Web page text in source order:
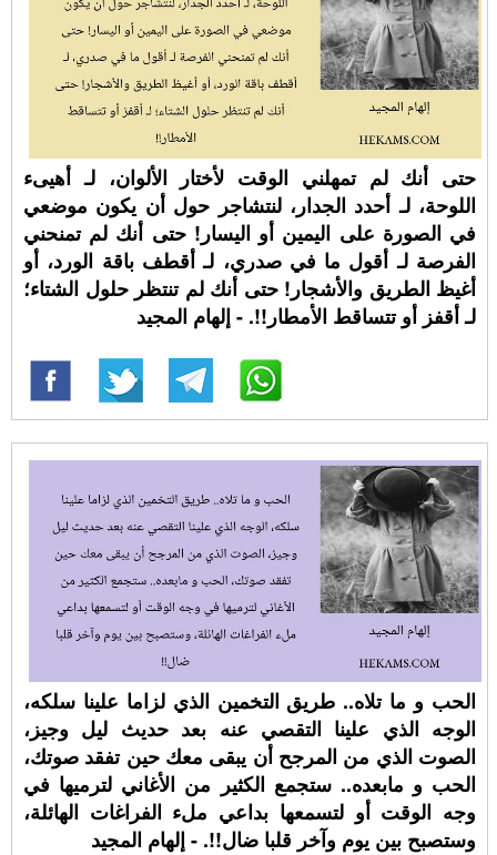
حتى أنك لم تمهلني الوقت لأختار الألوان، لـ أهيىء
اللوحة، لـ أحدد الجدار، لنتشاجر حول أن يكون موضعي
في الصورة على اليمين أو اليسار! حتى أنك لم تمنحني
الفرصة لـ أقول ما في صدري، لـ أقطف باقة الورد، أو
أغيظ الطريق والأشجار! حتى أنك لم تنتظر حلول الشتاء؛
لـ أقفز أو تتساقط الأمطار!!. - إلهام المجيد
الحب و ما تلاه.. طريق التخمين الذي لزاما علينا سلكه،
الوجه الذي علينا التقصي عنه بعد حديث ليل وجيز،
الصوت الذي من المرجح أن يبقى معك حين تفقد صوتك،
الحب و مابعده.. ستجمع الكثير من الأغاني لترميها في
وجه الوقت أو لتسمعها بداعي ملء الفراغات الهائلة،
وستصبح بين يوم وآخر قلبا ضال!!. - إلهام المجيد